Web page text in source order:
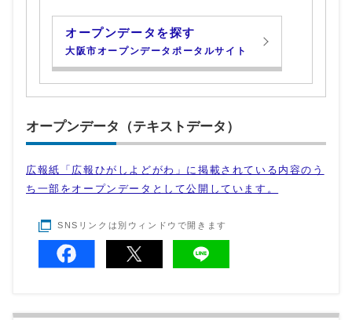
オープンデータを探す
大阪市オープンデータポータルサイト
オープンデータ（テキストデータ）
広報紙「広報ひがしよどがわ」に掲載されている内容のう
ち一部をオープンデータとして公開しています。
SNSリンクは別ウィンドウで開きます